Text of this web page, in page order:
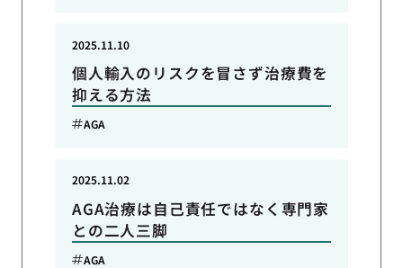
個人輸入のリスクを冒さず治療費を
抑える方法
2025.11.10
AGA
AGA治療は自己責任ではなく専門家
との二人三脚
2025.11.02
AGA